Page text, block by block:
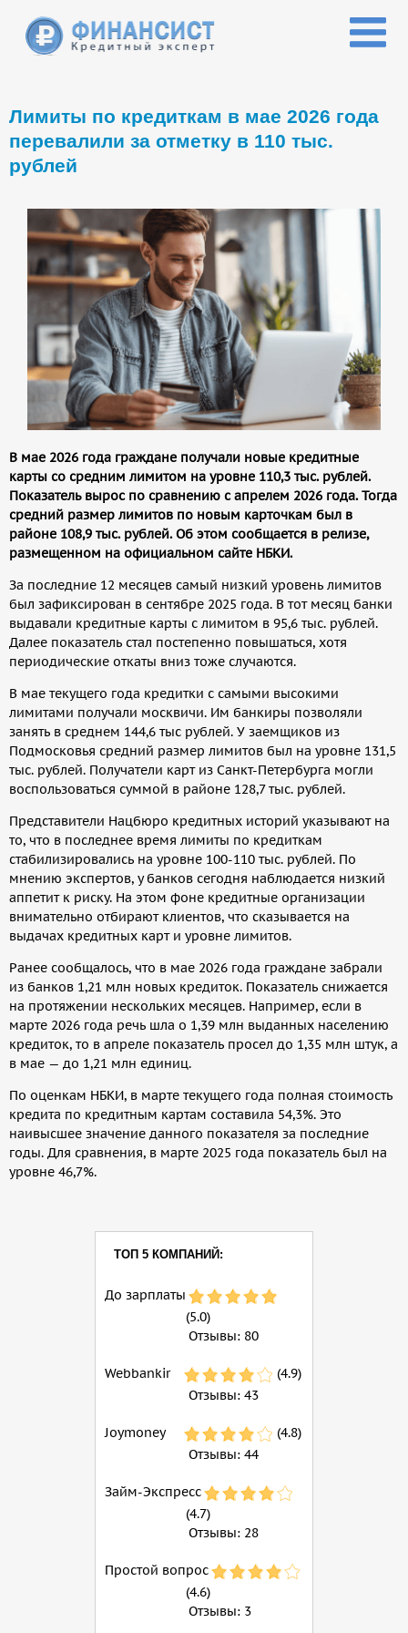
Лимиты по кредиткам в мае 2026 года
перевалили за отметку в 110 тыс.
рублей
В мае 2026 года граждане получали новые кредитные
карты со средним лимитом на уровне 110,3 тыс. рублей.
Показатель вырос по сравнению с апрелем 2026 года. Тогда
средний размер лимитов по новым карточкам был в
районе 108,9 тыс. рублей. Об этом сообщается в релизе,
размещенном на официальном сайте НБКИ.
За последние 12 месяцев самый низкий уровень лимитов
был зафиксирован в сентябре 2025 года. В тот месяц банки
выдавали кредитные карты с лимитом в 95,6 тыс. рублей.
Далее показатель стал постепенно повышаться, хотя
периодические откаты вниз тоже случаются.
В мае текущего года кредитки с самыми высокими
лимитами получали москвичи. Им банкиры позволяли
занять в среднем 144,6 тыс рублей. У заемщиков из
Подмосковья средний размер лимитов был на уровне 131,5
тыс. рублей. Получатели карт из Санкт-Петербурга могли
воспользоваться суммой в районе 128,7 тыс. рублей.
Представители Нацбюро кредитных историй указывают на
то, что в последнее время лимиты по кредиткам
стабилизировались на уровне 100-110 тыс. рублей. По
мнению экспертов, у банков сегодня наблюдается низкий
аппетит к риску. На этом фоне кредитные организации
внимательно отбирают клиентов, что сказывается на
выдачах кредитных карт и уровне лимитов.
Ранее сообщалось, что в мае 2026 года граждане забрали
из банков 1,21 млн новых кредиток. Показатель снижается
на протяжении нескольких месяцев. Например, если в
марте 2026 года речь шла о 1,39 млн выданных населению
кредиток, то в апреле показатель просел до 1,35 млн штук, а
в мае — до 1,21 млн единиц.
По оценкам НБКИ, в марте текущего года полная стоимость
кредита по кредитным картам составила 54,3%. Это
наивысшее значение данного показателя за последние
годы. Для сравнения, в марте 2025 года показатель был на
уровне 46,7%.
ТОП 5 КОМПАНИЙ:
До зарплаты
(5.0)
Отзывы: 80
Webbankir
(4.9)
Отзывы: 43
Joymoney
(4.8)
Отзывы: 44
Займ-Экспресс
(4.7)
Отзывы: 28
Простой вопрос
(4.6)
Отзывы: 3